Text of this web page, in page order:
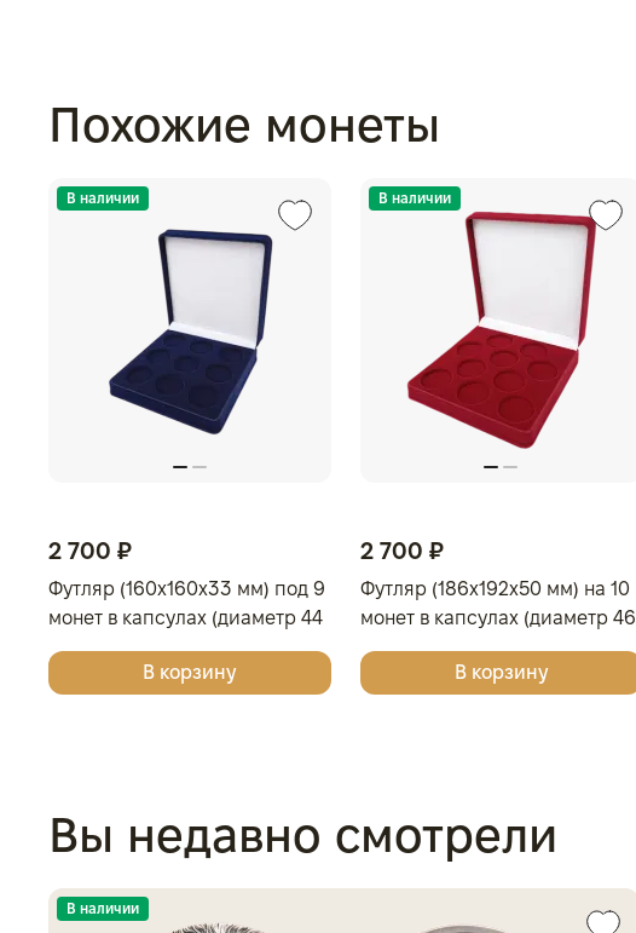
Похожие монеты
В наличии
2 700 ₽
Футляр (160x160x33 мм) под 9
монет в капсулах (диаметр 44
мм), светло-бордовый
В корзину
В наличии
2 700 ₽
Футляр (186x192x50 мм) на 10
монет в капсулах (диаметр 46
мм), светло-бордовый
В корзину
Вы недавно смотрели
В наличии